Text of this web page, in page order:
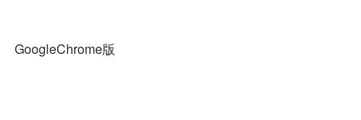
GoogleChrome版